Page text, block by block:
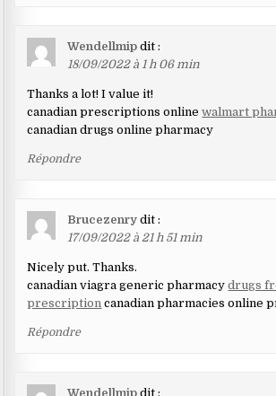
Wendellmip dit :
18/09/2022 à 1 h 06 min
Thanks a lot! I value it!
canadian prescriptions onlinewalmart
canadian drugs online pharmacy
Répondre
Brucezenry dit :
17/09/2022 à 21 h 51 min
Nicely put. Thanks.
canadian viagra generic pharmacydrugs
prescription canadian pharmacies online
Répondre
Wendellmip dit :